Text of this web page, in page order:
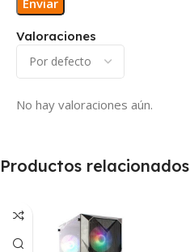
Valoraciones
No hay valoraciones aún.
Productos relacionados